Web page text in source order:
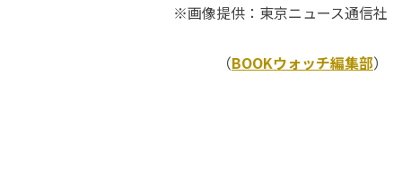
※画像提供：東京ニュース通信社
（BOOKウォッチ編集部）